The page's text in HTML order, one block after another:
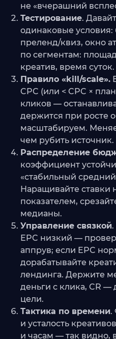
не «вчерашний
Тестирование.
одинаковые
преленд/квиз, окно
по сегментам:
креатив, время суток.
Правило «kill/scale».
CPC (или < CPC ×
кликов —
держится при росте
масштабируем.
чем рубить источник.
Распределение
коэффициент
«стабильный
Наращивайте ставки
показателем,
медианы.
Управление связкой.
EPC низкий —
аппрув; если EPC
дорабатывайте
лендинга. Держите
деньги с клика, CR
цели.
Тактика по времени.
и усталость
и часам — так видно,